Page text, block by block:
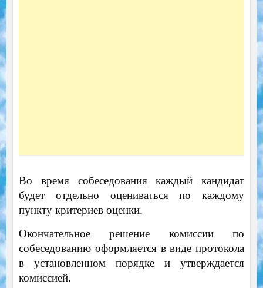
Во время собеседования каждый кандидат
будет отдельно оцениваться по каждому
пункту критериев оценки.
Окончательное решение комиссии по
собеседованию оформляется в виде протокола
в установленном порядке и утверждается
комиссией.